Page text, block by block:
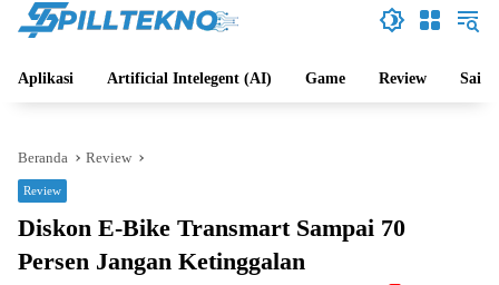
Aplikasi Artificial Intelegent (AI) Game Review Sains
Beranda Review
Review
Diskon E-Bike Transmart Sampai 70
Persen Jangan Ketinggalan